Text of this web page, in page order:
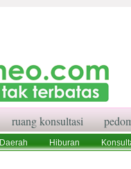
ruang konsultasi
Daerah Hiburan